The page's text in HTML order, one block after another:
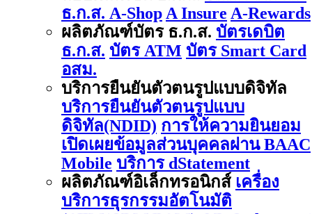
ธ.ก.ส. A-Shop A Insure A-Rewards
ผลิตภัณฑ์บัตร ธ.ก.ส. บัตรเดบิต
ธ.ก.ส. บัตร ATM บัตร Smart Card
อสม.
บริการยืนยันตัวตนรูปแบบดิจิทัล
บริการยืนยันตัวตนรูปแบบ
ดิจิทัล(NDID) การให้ความยินยอม
เปิดเผยข้อมูลส่วนบุคคลผ่าน BAAC
Mobile บริการ dStatement
ผลิตภัณฑ์อิเล็กทรอนิกส์ เครื่อง
บริการธุรกรรมอัตโนมัติ